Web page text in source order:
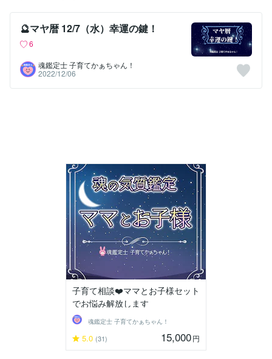
🔮マヤ暦 12/7（水）幸運の鍵！
6
魂鑑定士 子育てかぁちゃん！
2022/12/06
子育て相談❤️ママとお子様セット
でお悩み解放します
魂鑑定士 子育てかぁちゃん！
5.0 (31) 15,000円